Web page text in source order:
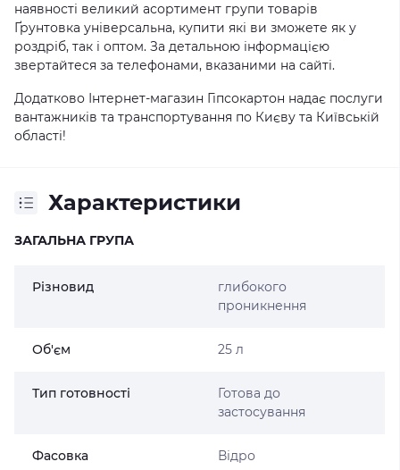
наявності великий асортимент групи товарів
Ґрунтовка універсальна, купити які ви зможете як у
роздріб, так і оптом. За детальною інформацією
звертайтеся за телефонами, вказаними на сайті.
Додатково Інтернет-магазин Гіпсокартон надає послуги
вантажників та транспортування по Києву та Київській
області!
Характеристики
ЗАГАЛЬНА ГРУПА
Різновид
глибокого
проникнення
Об'єм 25 л
Тип готовності
Готова до
застосування
Фасовка Відро